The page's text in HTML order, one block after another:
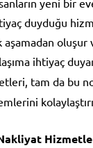
duyduğu
aşamadan oluşur
ihtiyaç
tam da bu